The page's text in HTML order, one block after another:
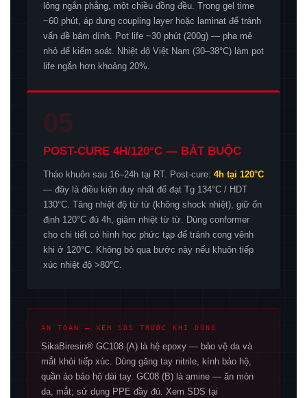
lông ngắn phẳng, một chiều đồng đều. Trong gel time
~60 phút, áp dụng coupling layer hoặc laminat để tránh
vấn đề bám dính. Pot life ~30 phút (200g) — pha mẻ
nhỏ để kiểm soát. Nhiệt độ Việt Nam (30–38°C) làm pot
life ngắn hơn khoảng 20%.
05
POST-CURE 4H/120°C — BẮT BUỘC
Tháo khuôn sau 16–24h tại RT. Post-cure: 4h tại 120°C
— đây là điều kiện duy nhất để đạt Tg 134°C / HDT
130°C. Tăng nhiệt độ từ từ (không shock nhiệt), giữ ổn
định 120°C đủ 4h, giảm nhiệt từ từ. Dùng conformer
cho chi tiết có hình học phức tạp để tránh cong vênh
khi ở 120°C. Không bỏ qua bước này nếu khuôn tiếp
xúc nhiệt độ >80°C.
AN TOÀN — XEM SDS TRƯỚC KHI DÙNG
SikaBiresin® GC108 (A) là hệ epoxy — bảo vệ da và
mắt khỏi tiếp xúc. Dùng găng tay nitrile, kính bảo hộ,
quần áo bảo hộ dài tay. GC08 (B) là amine — ăn mòn
da, mắt; sử dụng PPE đầy đủ. Xem SDS tại